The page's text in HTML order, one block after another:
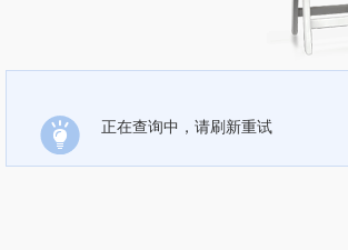
正在查询中，请刷新重试